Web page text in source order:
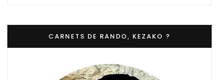
CARNETS DE RANDO, KEZAKO ?